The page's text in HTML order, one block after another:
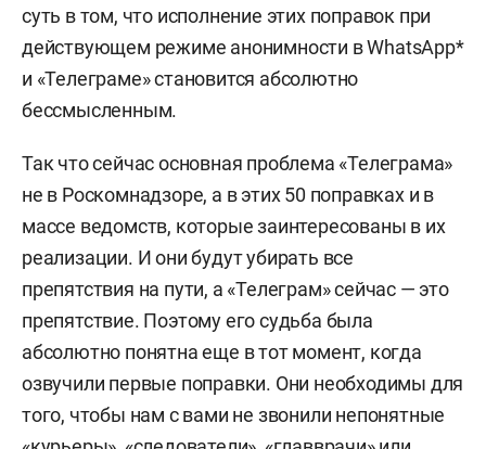
1991–1993 — начальник отдела международного
информационного банка данных
информационно-вычислительного центра
международной топливно-энергетической
ассоциации.
1993–1994 — инженер по математическому
обеспечению программ и связи, начальник
кредитного отдела — заместитель директора,
исполняющий обязанности директора
московского филиала коммерческого банка (КБ)
«Старбанк».
1994–1998 — начальник кредитно-денежного
суть в том, что исполнение этих поправок при
действующем режиме анонимности в WhatsApp*
и «Телеграме» становится абсолютно
бессмысленным.
Так что сейчас основная проблема «Телеграма»
не в Роскомнадзоре, а в этих 50 поправках и в
массе ведомств, которые заинтересованы в их
реализации. И они будут убирать все
препятствия на пути, а «Телеграм» сейчас — это
препятствие. Поэтому его судьба была
абсолютно понятна еще в тот момент, когда
озвучили первые поправки. Они необходимы для
того, чтобы нам с вами не звонили непонятные